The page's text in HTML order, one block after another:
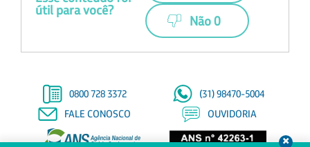
útil para você?
Não 0
0800 728 3372
(31) 98470-5004
FALE CONOSCO
OUVIDORIA